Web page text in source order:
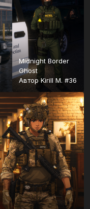
Midnight Border
Ghost
Автор Kirill M. #36